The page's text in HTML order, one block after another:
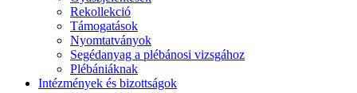
Rekollekció
Támogatások
Nyomtatványok
Segédanyag a plébánosi vizsgához
Plébániáknak
Intézmények és bizottságok